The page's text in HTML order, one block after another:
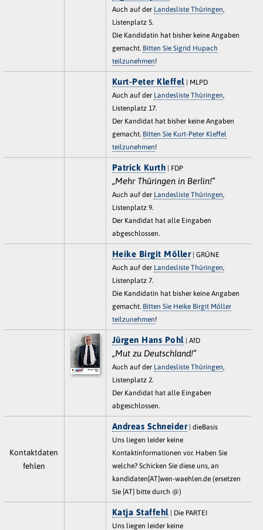
Auch auf der Landesliste Thüringen,
Listenplatz 5.
Die Kandidatin hat bisher keine Angaben
gemacht. Bitten Sie Sigrid Hupach
teilzunehmen!
Kurt-Peter Kleffel| MLPD
Auch auf der Landesliste Thüringen,
Listenplatz 17.
Der Kandidat hat bisher keine Angaben
gemacht. Bitten Sie Kurt-Peter Kleffel
teilzunehmen!
Patrick Kurth | FDP
„Mehr Thüringen in Berlin!“
Auch auf der Landesliste Thüringen,
Listenplatz 9.
Der Kandidat hat alle Eingaben
abgeschlossen.
Heike Birgit Möller| GRÜNE
Auch auf der Landesliste Thüringen,
Listenplatz 7.
Die Kandidatin hat bisher keine Angaben
gemacht. Bitten Sie Heike Birgit Möller
teilzunehmen!
Jürgen Hans Pohl| AfD
„Mut zu Deutschland!“
Auch auf der Landesliste Thüringen,
Listenplatz 2.
Der Kandidat hat alle Eingaben
abgeschlossen.
Kontaktdaten
fehlen
Andreas Schneider| dieBasis
Uns liegen leider keine
Kontaktinformationen vor. Haben Sie
welche? Schicken Sie diese uns, an
kandidaten[AT]wen-waehlen.de (ersetzen
Sie [AT] bitte durch @)
Katja Staffehl| Die PARTEI
Uns liegen leider keine